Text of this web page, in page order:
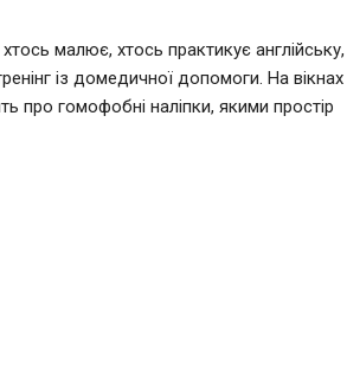
малює, хтось практикує англійську,
із домедичної допомоги. На вікнах
про гомофобні наліпки, якими простір